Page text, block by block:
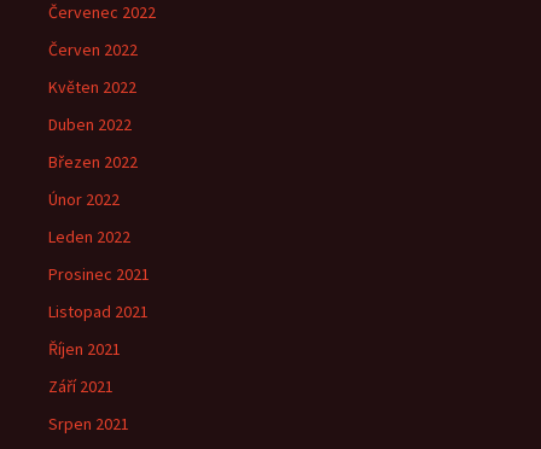
Červenec 2022
Červen 2022
Květen 2022
Duben 2022
Březen 2022
Únor 2022
Leden 2022
Prosinec 2021
Listopad 2021
Říjen 2021
Září 2021
Srpen 2021